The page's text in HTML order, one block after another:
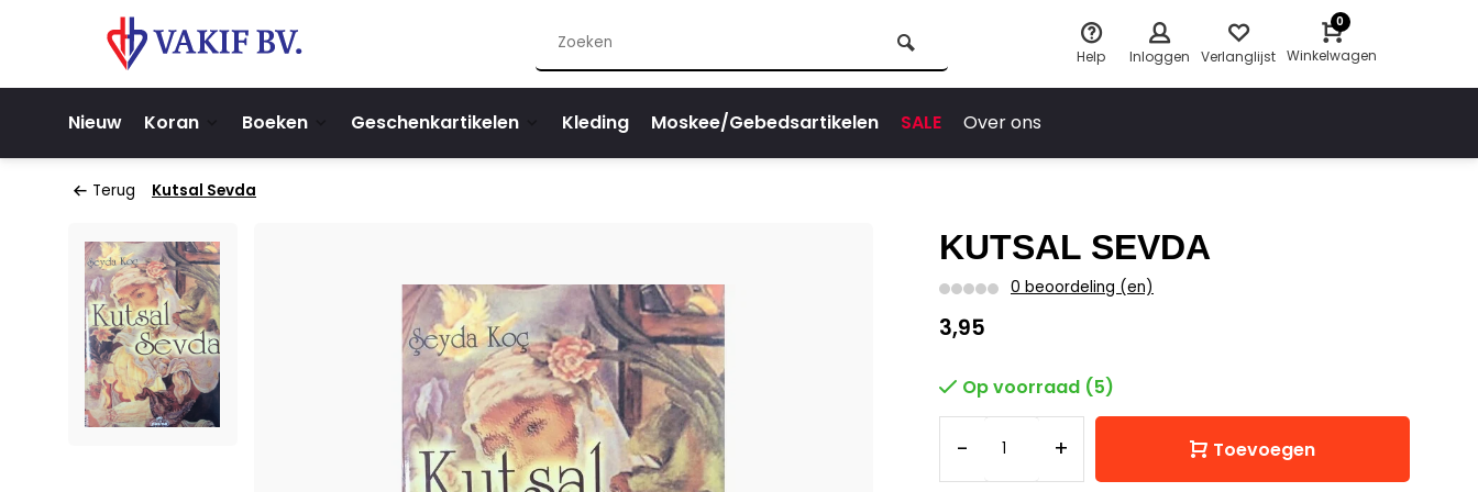
Help Inloggen Verlanglijst
0
Winkelwagen
Nieuw Koran Boeken Geschenkartikelen Kleding Moskee/Gebedsartikelen SALE Over ons
Terug Kutsal Sevda
KUTSAL SEVDA
0 beoordeling (en)
3,95
Op voorraad (5)
- + Toevoegen